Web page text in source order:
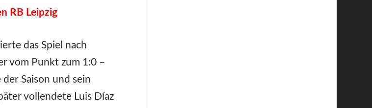
RB Leipzig
das Spiel nach
vom Punkt zum 1:0 –
Saison und sein
vollendete Luis Díaz